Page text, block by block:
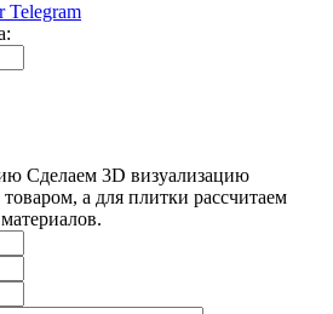
Telegram
Сделаем 3D визуализацию
а для плитки рассчитаем